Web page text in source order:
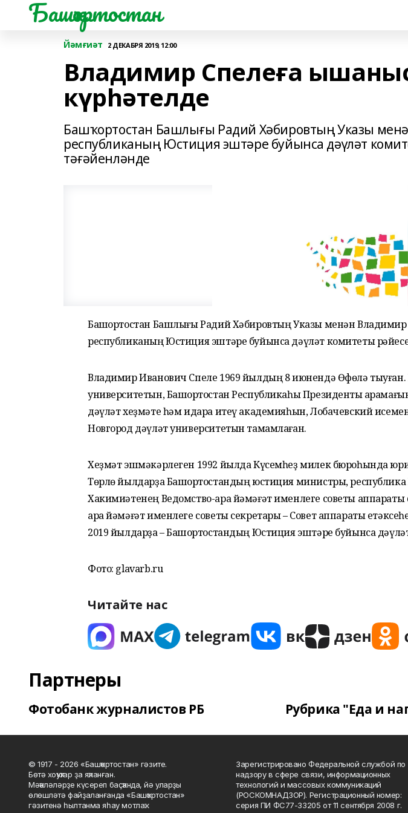
Башҡортостан
Йәмғиәт 2 ДЕКАБРЯ 2019, 12:00
Владимир Спелеға
күрһәтелде
Башҡортостан Башлығы Радий Хәбировтың Указы
республиканың Юстиция эштәре буйынса дәүләт
тәғәйенләнде
Башҡортостан Башлығы Радий Хәбировтың Указы менән
республиканың Юстиция эштәре буйынса дәүләт комитеты
Владимир Иванович Спеле 1969 йылдың 8 июнендә Өфөлә тыуған.
университетын, Башҡортостан Республикаһы Президенты
дәүләт хеҙмәте һәм идара итеү академияһын, Лобачевский
Новгород дәүләт университетын тамамлаған.
Хеҙмәт эшмәкәрлеген 1992 йылда Күсемһеҙ милек бюроһында
Төрлө йылдарҙа Башҡортостандың юстиция министры,
Хакимиәтенең Ведомство-ара йәмәғәт именлеге советы аппараты
ара йәмәғәт именлеге советы секретары – Совет аппараты
2019 йылдарҙа – Башҡортостандың Юстиция эштәре буйынса
Фото: glavarb.ru
Читайте нас
Партнеры
Фотобанк журналистов РБ Рубрика "Еда и
© 1917 - 2026 «Башҡортостан» гәзите.
Бөтә хоҡуҡтар ҙа яҡланған.
Мәҡәләләрҙе күсереп баҫҡанда, йә уларҙы
өлөшләтә файҙаланғанда «Башҡортостан»
гәзитенә һылтанма яһау мотлаҡ.
Зарегистрировано Федеральной службой по
надзору в сфере связи, информационных
технологий и массовых коммуникаций
(РОСКОМНАДЗОР). Регистрационный номер:
серия ПИ ФС77-33205 от 11 сентября 2008 г.